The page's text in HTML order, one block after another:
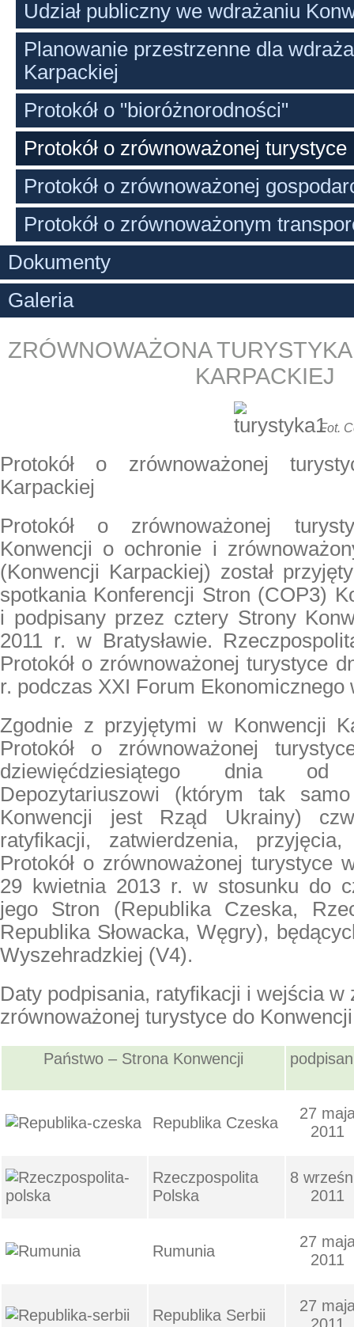
Udział publiczny we wdrażaniu
Planowanie przestrzenne dla
Karpackiej
Protokół o "bioróżnorodności"
Protokół o zrównoważonej turystyce
Protokół o zrównoważonej
Protokół o zrównoważonym
Dokumenty
Galeria
ZRÓWNOWAŻONA
KARPACKIEJ
Fot.
Protokół o zrównoważonej
Karpackiej
Protokół o zrównoważonej
Konwencji o ochronie i
(Konwencji Karpackiej) został
spotkania Konferencji Stron (COP3)
i podpisany przez cztery Strony
2011 r. w Bratysławie.
Protokół o zrównoważonej turystyce
r. podczas XXI Forum Ekonomicznego
Zgodnie z przyjętymi w Konwencji
Protokół o zrównoważonej
dziewięćdziesiątego dnia
Depozytariuszowi (którym tak
Konwencji jest Rząd Ukrainy)
ratyfikacji, zatwierdzenia,
Protokół o zrównoważonej turystyce
29 kwietnia 2013 r. w stosunku do
jego Stron (Republika Czeska,
Republika Słowacka, Węgry),
Wyszehradzkiej (V4).
Daty podpisania, ratyfikacji i wejścia w
zrównoważonej turystyce do
Państwo – Strona Konwencji
Republika Czeska
27
2011
Rzeczpospolita
Polska
8
2011
Rumunia
27
2011
Republika Serbii
27